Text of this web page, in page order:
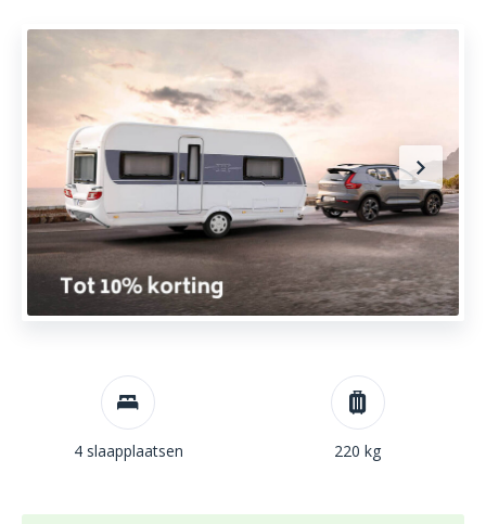
4 slaapplaatsen 220 kg